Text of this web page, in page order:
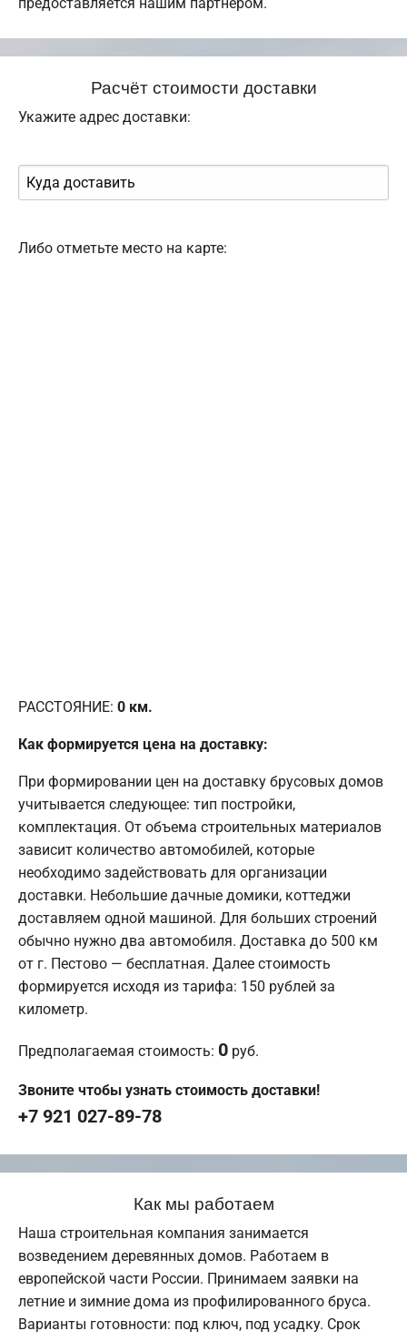
предоставляется нашим партнером.
Расчёт стоимости доставки
Укажите адрес доставки:
Либо отметьте место на карте:
РАССТОЯНИЕ: 0 км.
Как формируется цена на доставку:
При формировании цен на доставку брусовых домов
учитывается следующее: тип постройки,
комплектация. От объема строительных материалов
зависит количество автомобилей, которые
необходимо задействовать для организации
доставки. Небольшие дачные домики, коттеджи
доставляем одной машиной. Для больших строений
обычно нужно два автомобиля. Доставка до 500 км
от г. Пестово — бесплатная. Далее стоимость
формируется исходя из тарифа: 150 рублей за
километр.
Предполагаемая стоимость: 0 руб.
Звоните чтобы узнать стоимость доставки!
+7 921 027-89-78
Как мы работаем
Наша строительная компания занимается
возведением деревянных домов. Работаем в
европейской части России. Принимаем заявки на
летние и зимние дома из профилированного бруса.
Варианты готовности: под ключ, под усадку. Срок